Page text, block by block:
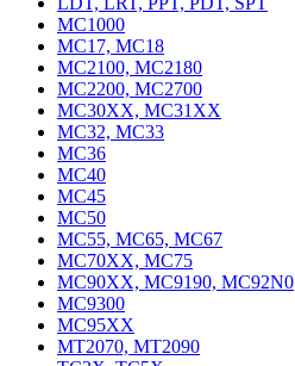
MC1000
MC17, MC18
MC2100, MC2180
MC2200, MC2700
MC30XX, MC31XX
MC32, MC33
MC36
MC40
MC45
MC50
MC55, MC65, MC67
MC70XX, MC75
MC90XX, MC9190, MC92N0
MC9300
MC95XX
MT2070, MT2090